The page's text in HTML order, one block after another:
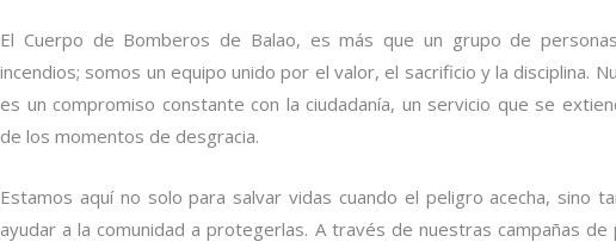
El Cuerpo de Bomberos de Balao, es más que un grupo de
incendios; somos un equipo unido por el valor, el sacrificio y la disciplina.
es un compromiso constante con la ciudadanía, un servicio que se
de los momentos de desgracia.
Estamos aquí no solo para salvar vidas cuando el peligro acecha, sino
ayudar a la comunidad a protegerlas. A través de nuestras campañas de